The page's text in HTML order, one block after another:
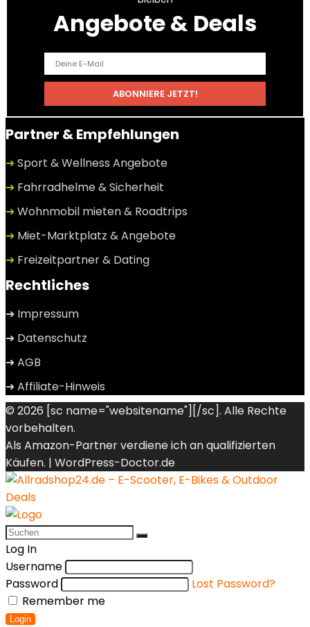
Angebote & Deals
Partner & Empfehlungen
➜ Sport & Wellness Angebote
➜ Fahrradhelme & Sicherheit
➜ Wohnmobil mieten & Roadtrips
➜ Miet-Marktplatz & Angebote
➜ Freizeitpartner & Dating
Rechtliches
➜ Impressum
➜ Datenschutz
➜ AGB
➜ Affiliate-Hinweis
© 2026 [sc name="websitename"][/sc]. Alle Rechte
vorbehalten.
Als Amazon-Partner verdiene ich an qualifizierten
Käufen. | WordPress-Doctor.de
Log In
Username
Password
Lost Password?
Remember me
Login